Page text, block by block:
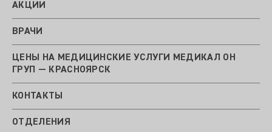
АКЦИИ
ВРАЧИ
ЦЕНЫ НА МЕДИЦИНСКИЕ УСЛУГИ МЕДИКАЛ ОН
ГРУП — КРАСНОЯРСК
КОНТАКТЫ
ОТДЕЛЕНИЯ